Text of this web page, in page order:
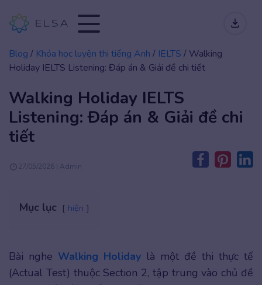
Blog / Khóa học luyện thi tiếng Anh / IELTS / Walking
Holiday IELTS Listening: Đáp án & Giải đề chi tiết
Walking Holiday IELTS
Listening: Đáp án & Giải đề chi
tiết
27/05/2026 | Admin
Mục lục hiện
Bài nghe Walking Holiday là một đề thi thực tế
(Actual Test) thuộc Section 2, tập trung vào chủ đề